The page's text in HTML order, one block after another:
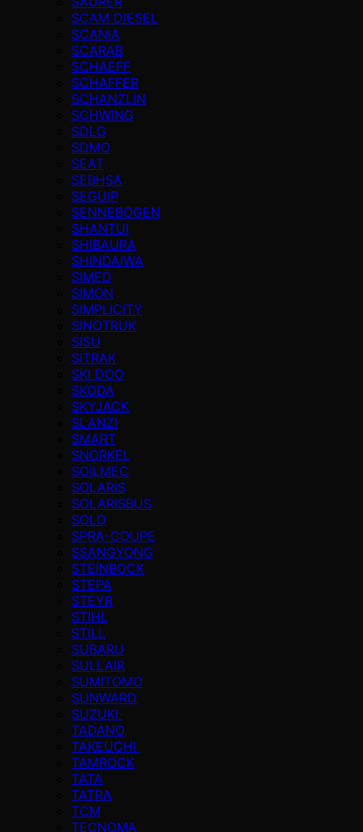
SCAM DIESEL
SCANIA
SCARAB
SCHAEFF
SCHAFFER
SCHANZLIN
SCHWING
SDLG
SDMO
SEAT
SEBHSA
SEGUIP
SENNEBOGEN
SHANTUI
SHIBAURA
SHINDAIWA
SIMED
SIMON
SIMPLICITY
SINOTRUK
SISU
SITRAK
SKI DOO
SKODA
SKYJACK
SLANZI
SMART
SNORKEL
SOILMEC
SOLARIS
SOLARISBUS
SOLO
SPRA-COUPE
SSANGYONG
STEINBOCK
STEPA
STEYR
STIHL
STILL
SUBARU
SULLAIR
SUMITOMO
SUNWARD
SUZUKI
TADANO
TAKEUCHI
TAMROCK
TATA
TATRA
TCM
TECNOMA